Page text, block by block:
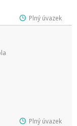
Plný úvazek
Plný úvazek